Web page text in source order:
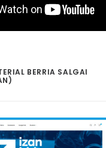
BERRIA SALGAI